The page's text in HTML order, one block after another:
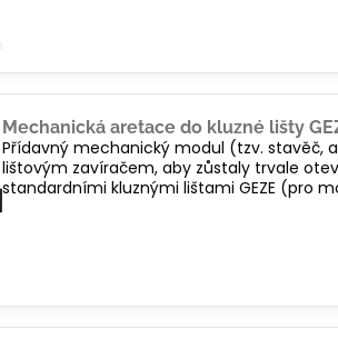
Mechanická aretace do kluzné lišty
Přídavný mechanický modul (tzv. stavěč,
lištovým zavíračem, aby zůstaly trvale
standardními kluznými lištami GEZE (pro